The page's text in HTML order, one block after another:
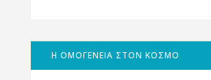
Η ΟΜΟΓΕΝΕΙΑ ΣΤΟΝ ΚΟΣΜΟ